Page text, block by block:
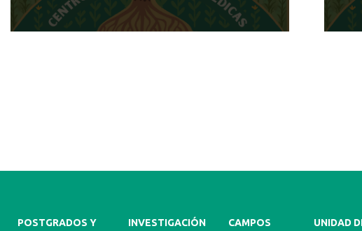
POSTGRADOS Y
INVESTIGACIÓN
CAMPOS
UNIDAD